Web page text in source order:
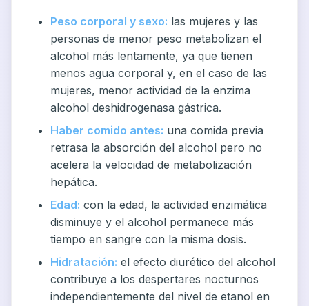
Peso corporal y sexo: las mujeres y las
personas de menor peso metabolizan el
alcohol más lentamente, ya que tienen
menos agua corporal y, en el caso de las
mujeres, menor actividad de la enzima
alcohol deshidrogenasa gástrica.
Haber comido antes: una comida previa
retrasa la absorción del alcohol pero no
acelera la velocidad de metabolización
hepática.
Edad: con la edad, la actividad enzimática
disminuye y el alcohol permanece más
tiempo en sangre con la misma dosis.
Hidratación: el efecto diurético del alcohol
contribuye a los despertares nocturnos
independientemente del nivel de etanol en